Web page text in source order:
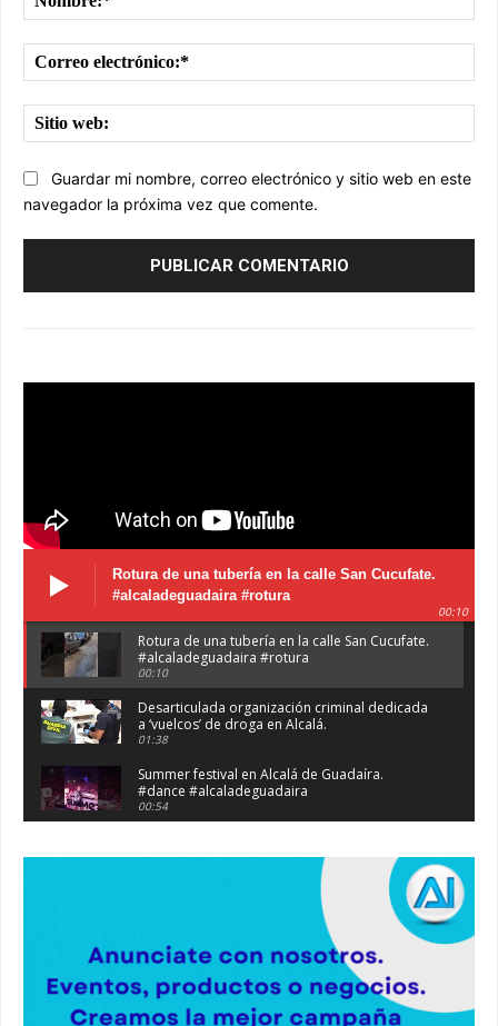
Guardar mi nombre, correo electrónico y sitio web en este
navegador la próxima vez que comente.
Rotura de una tubería en la calle San Cucufate.
#alcaladeguadaira #rotura
00:10
Rotura de una tubería en la calle San Cucufate.
#alcaladeguadaira #rotura
00:10
Desarticulada organización criminal dedicada
a ‘vuelcos’ de droga en Alcalá.
01:38
Summer festival en Alcalá de Guadaíra.
#dance #alcaladeguadaira
00:54
altura de Alcalá. #atraco #alcaladeguadaira
Robaban a narcotraficantes, hay registros en
Primeras 191 viviendas VPO en Alcalá de
Guadaíra. #alcaladeguadaira #vivienda #vpo